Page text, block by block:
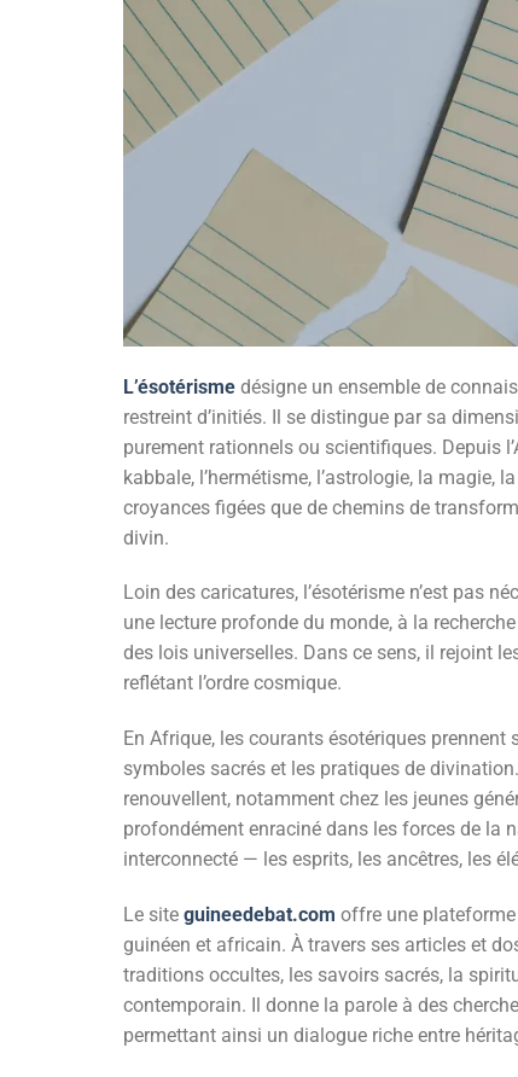
L’ésotérisme désigne un ensemble de
restreint d’initiés. Il se distingue par sa
purement rationnels ou scientifiques. Depuis
kabbale, l’hermétisme, l’astrologie, la magie,
croyances figées que de chemins de
divin.
Loin des caricatures, l’ésotérisme n’est pas
une lecture profonde du monde, à la
des lois universelles. Dans ce sens, il rejoint
reflétant l’ordre cosmique.
En Afrique, les courants ésotériques
symboles sacrés et les pratiques de
renouvellent, notamment chez les jeunes
profondément enraciné dans les forces de la
interconnecté — les esprits, les ancêtres, les
Le site guineedebat.com offre une
guinéen et africain. À travers ses articles et
traditions occultes, les savoirs sacrés, la
contemporain. Il donne la parole à des
permettant ainsi un dialogue riche entre